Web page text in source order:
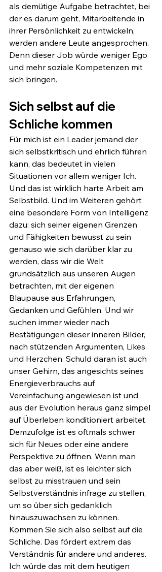
als demütige Aufgabe betrachtet, bei
der es darum geht, Mitarbeitende in
ihrer Persönlichkeit zu entwickeln,
werden andere Leute angesprochen.
Denn dieser Job würde weniger Ego
und mehr soziale Kompetenzen mit
sich bringen.
Sich selbst auf die
Schliche kommen
Für mich ist ein Leader jemand der
sich selbstkritisch und ehrlich führen
kann, das bedeutet in vielen
Situationen vor allem weniger Ich.
Und das ist wirklich harte Arbeit am
Selbstbild. Und im Weiteren gehört
eine besondere Form von Intelligenz
dazu: sich seiner eigenen Grenzen
und Fähigkeiten bewusst zu sein
genauso wie sich darüber klar zu
werden, dass wir die Welt
grundsätzlich aus unseren Augen
betrachten, mit der eigenen
Blaupause aus Erfahrungen,
Gedanken und Gefühlen. Und wir
suchen immer wieder nach
Bestätigungen dieser inneren Bilder,
nach stützenden Argumenten, Likes
und Herzchen. Schuld daran ist auch
unser Gehirn, das angesichts seines
Energieverbrauchs auf
Vereinfachung angewiesen ist und
aus der Evolution heraus ganz simpel
auf Überleben konditioniert arbeitet.
Demzufolge ist es oftmals schwer
sich für Neues oder eine andere
Perspektive zu öffnen. Wenn man
das aber weiß, ist es leichter sich
selbst zu misstrauen und sein
Selbstverständnis infrage zu stellen,
um so über sich gedanklich
hinauszuwachsen zu können.
Kommen Sie sich also selbst auf die
Schliche. Das fördert extrem das
Verständnis für andere und anderes.
Ich würde das mit dem heutigen